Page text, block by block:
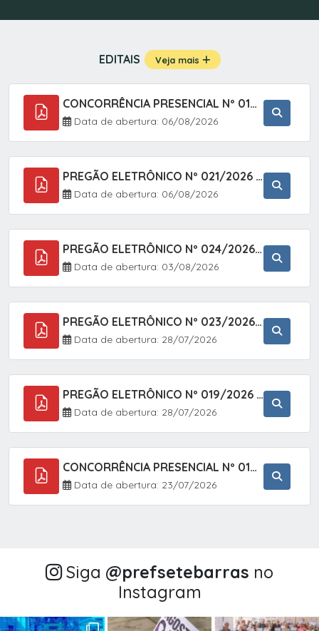
EDITAIS Veja mais
CONCORRÊNCIA PRESENCIAL Nº 019/2025 - PAVIMENTAÇÃO ASFÁLTICA EM TRECHO DA RUA 2 NO BAIRRO VILA SOARES NO MUNICÍPIO DE SETE BARRAS/SP.
Data de abertura: 06/08/2026
PREGÃO ELETRÔNICO Nº 021/2026 - AQUISIÇÃO DE CONTENTORES E CARRINHOS, DESTINADOS A COLETIVA E MANEJO DE RESÍDUOS SÓLIDOS, ATRAVÉS DO SISTEMA DE REGISTRO DE PREÇOS (SRP)
Data de abertura: 06/08/2026
PREGÃO ELETRÔNICO Nº 024/2026 - AQUISIÇÃO DE GÁS MEDICINAL TIPO OXIGÊNIO (1,00 M3, 3,00 M3 E 10,00 M3), EM ATENDIMENTO À SECRETARIA MUNICIPAL DE SAÚDE, ATRAVÉS DO SISTEMA DE REGISTRO DE PREÇOS (SRP)
Data de abertura: 03/08/2026
PREGÃO ELETRÔNICO Nº 023/2026 - AQUISIÇÃO DE ENXOVAL INFANTIL, EM ATENDIMENTO À SECRETARIA MUNICIPAL DE EDUCAÇÃO, ATRAVÉS DO SISTEMA DE REGISTRO DE PREÇOS (SRP).
Data de abertura: 28/07/2026
PREGÃO ELETRÔNICO Nº 019/2026 - CONTRATAÇÃO DE EMPRESA ESPECIALIZADA PARA A PRESTAÇÃO DE SERVIÇOS VETERINÁRIOS CLÍNICOS E CIRÚRGICOS, COM FOCO EM AÇÕES DE SAÚDE PÚBLICA, BEM-ESTAR ANIMAL E CONTROLE POPULACIONAL ÉTICO DE CÃES E GATOS, EM ATENDIMENTO À
Data de abertura: 28/07/2026
CONCORRÊNCIA PRESENCIAL Nº 018/2026 - PAVIMENTAÇÃO ASFÁLTICA NO BAIRRO VOTUPOCA ? ESTRADA DA RAPOSA, NO MUNICÍPIO DE SETE BARRAS/SP
Data de abertura: 23/07/2026
Siga @‌prefsetebarras no
Instagram